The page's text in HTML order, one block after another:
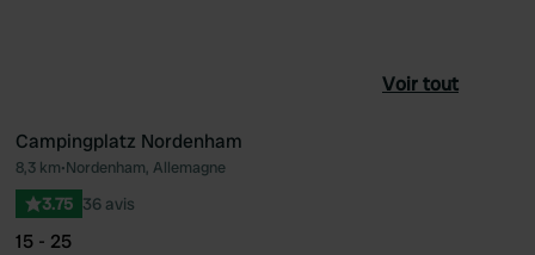
Voir tout
Campingplatz Nordenham
8,3 km•Nordenham, Allemagne
3.75 36 avis
15 - 25